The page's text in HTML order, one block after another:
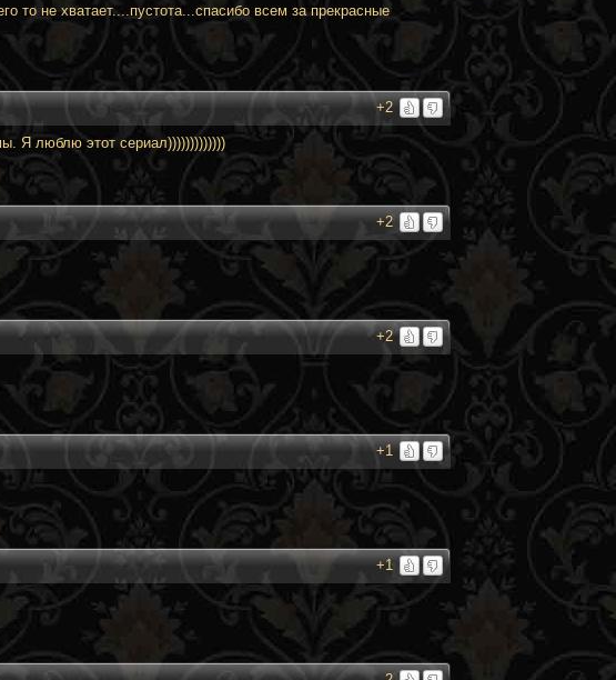
то не хватает....пустота...спасибо всем за прекрасные
+2
Я люблю этот сериал)))))))))))))
+2
+2
+1
+1